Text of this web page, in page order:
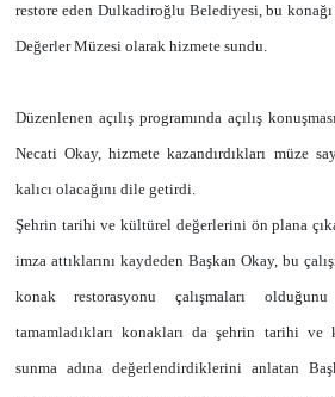
restore eden Dulkadiroğlu Belediyesi, bu
Değerler Müzesi olarak hizmete sundu.
Düzenlenen açılış programında açılış
Necati Okay, hizmete kazandırdıkları müze
kalıcı olacağını dile getirdi.
Şehrin tarihi ve kültürel değerlerini ön plana
imza attıklarını kaydeden Başkan Okay, bu
konak restorasyonu çalışmaları olduğunu
tamamladıkları konakları da şehrin tarihi
sunma adına değerlendirdiklerini anlatan